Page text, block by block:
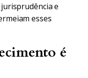
e
esses
é